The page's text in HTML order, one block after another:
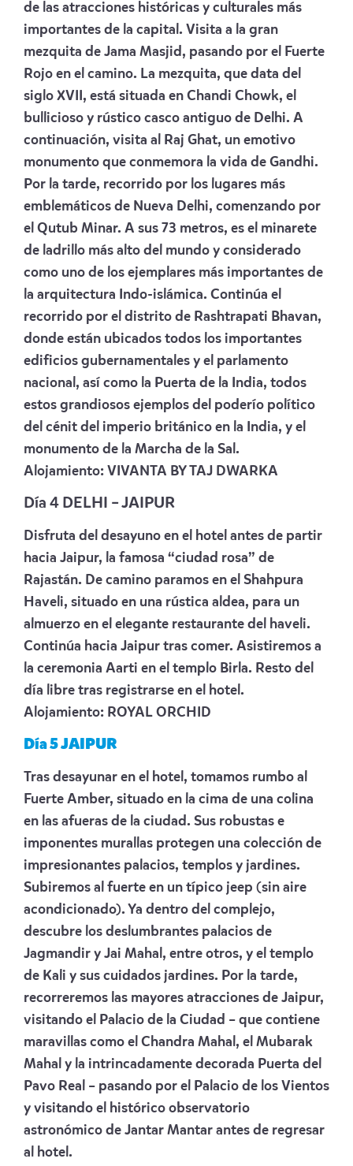
de las atracciones históricas y culturales más
importantes de la capital. Visita a la gran
mezquita de Jama Masjid, pasando por el Fuerte
Rojo en el camino. La mezquita, que data del
siglo XVII, está situada en Chandi Chowk, el
bullicioso y rústico casco antiguo de Delhi. A
continuación, visita al Raj Ghat, un emotivo
monumento que conmemora la vida de Gandhi.
Por la tarde, recorrido por los lugares más
emblemáticos de Nueva Delhi, comenzando por
el Qutub Minar. A sus 73 metros, es el minarete
de ladrillo más alto del mundo y considerado
como uno de los ejemplares más importantes de
la arquitectura Indo-islámica. Continúa el
recorrido por el distrito de Rashtrapati Bhavan,
donde están ubicados todos los importantes
edificios gubernamentales y el parlamento
nacional, así como la Puerta de la India, todos
estos grandiosos ejemplos del poderío político
del cénit del imperio británico en la India, y el
monumento de la Marcha de la Sal.
Alojamiento: VIVANTA BY TAJ DWARKA
Día 4 DELHI – JAIPUR
Disfruta del desayuno en el hotel antes de partir
hacia Jaipur, la famosa “ciudad rosa” de
Rajastán. De camino paramos en el Shahpura
Haveli, situado en una rústica aldea, para un
almuerzo en el elegante restaurante del haveli.
Continúa hacia Jaipur tras comer. Asistiremos a
la ceremonia Aarti en el templo Birla. Resto del
día libre tras registrarse en el hotel.
Alojamiento: ROYAL ORCHID
Día 5 JAIPUR
Tras desayunar en el hotel, tomamos rumbo al
Fuerte Amber, situado en la cima de una colina
en las afueras de la ciudad. Sus robustas e
imponentes murallas protegen una colección de
impresionantes palacios, templos y jardines.
Subiremos al fuerte en un típico jeep (sin aire
acondicionado). Ya dentro del complejo,
descubre los deslumbrantes palacios de
Jagmandir y Jai Mahal, entre otros, y el templo
de Kali y sus cuidados jardines. Por la tarde,
recorreremos las mayores atracciones de Jaipur,
visitando el Palacio de la Ciudad – que contiene
maravillas como el Chandra Mahal, el Mubarak
Mahal y la intrincadamente decorada Puerta del
Pavo Real – pasando por el Palacio de los Vientos
y visitando el histórico observatorio
astronómico de Jantar Mantar antes de regresar
al hotel.